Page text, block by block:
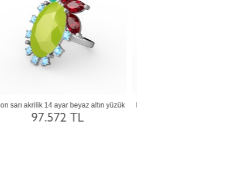
Neon turuncu akrilik, lab safir ve swarovski
14 ayar altın yüzük